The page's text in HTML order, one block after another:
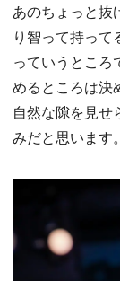
あのちょっと抜
り智って持っ
っていうところ
めるところは決
自然な隙を見せ
みだと思います。